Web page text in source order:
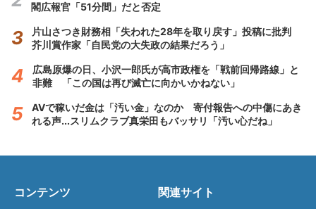
閣広報官「51分間」だと否定
片山さつき財務相「失われた28年を取り戻す」投稿に批判
芥川賞作家「自民党の大失政の結果だろう」
広島原爆の日、小沢一郎氏が高市政権を「戦前回帰路線」と
非難 「この国は再び滅亡に向かいかねない」
AVで稼いだ金は「汚い金」なのか 寄付報告への中傷にあき
れる声...スリムクラブ真栄田もバッサリ「汚い心だね」
コンテンツ 関連サイト